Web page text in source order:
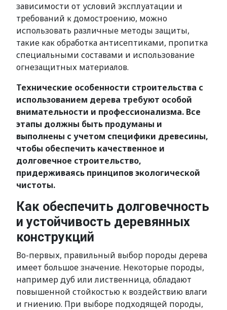
зависимости от условий эксплуатации и
требований к домостроению, можно
использовать различные методы защиты,
такие как обработка антисептиками, пропитка
специальными составами и использование
огнезащитных материалов.
Технические особенности строительства с
использованием дерева требуют особой
внимательности и профессионализма. Все
этапы должны быть продуманы и
выполнены с учетом специфики древесины,
чтобы обеспечить качественное и
долговечное строительство,
придерживаясь принципов экологической
чистоты.
Как обеспечить долговечность
и устойчивость деревянных
конструкций
Во-первых, правильный выбор породы дерева
имеет большое значение. Некоторые породы,
например дуб или лиственница, обладают
повышенной стойкостью к воздействию влаги
и гниению. При выборе подходящей породы,